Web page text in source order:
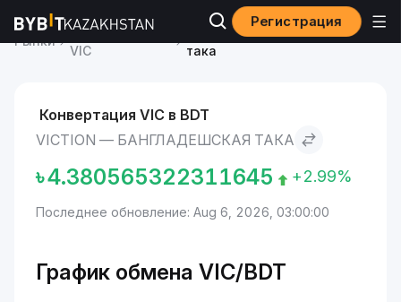
Регистрация
Рынки
Курс Viction
VIC
Viction to Бангладешская
така
Конвертация VIC в BDT
VICTION — БАНГЛАДЕШСКАЯ ТАКА
৳4.380565322311645 +2.99%
Последнее обновление: Aug 6, 2026, 03:00:00
График обмена VIC/BDT